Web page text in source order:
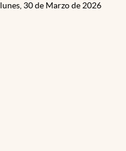
lunes, 30 de Marzo de 2026